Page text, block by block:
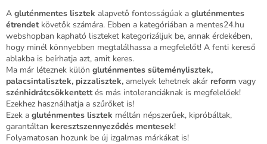
A gluténmentes lisztek alapvető fontosságúak a gluténmentes
étrendetkövetők számára. Ebben a kategóriában a mentes24.hu
webshopban kapható liszteket kategorizáljuk be, annak érdekében,
hogy minél könnyebben megtalálhassa a megfelelőt! A fenti kereső
ablakba is beírhatja azt, amit keres.
Ma már léteznek külön gluténmentes süteménylisztek,
palacsintalisztek, pizzalisztek, amelyek lehetnek akár reform vagy
szénhidrátcsökkentettés más intoleranciáknak is megfelelőek!
Ezekhez használhatja a szűrőket is!
Ezek a gluténmentes lisztek méltán népszerűek, kipróbáltak,
garantáltan keresztszennyeződés mentesek!
Folyamatosan hozunk be új izgalmas márkákat is!